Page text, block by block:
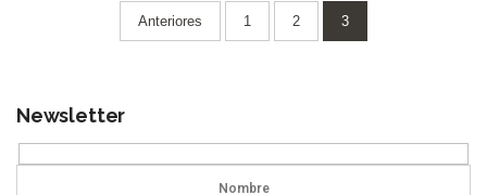
Paginación
entradas
Anteriores 1 2 3
Newsletter